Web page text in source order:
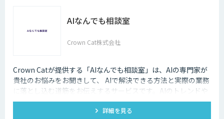
AIなんでも相談室
Crown Cat株式会社
Crown Catが提供する「AIなんでも相談室」は、AIの専門家が
貴社のお悩みをお聞きして、 AIで解決できる方法と実際の業務
に落とし込む道筋をお伝えするサービスです。AIのトレンドや
最新の事例はもちろん、自社にあった活用を安価にクイックに
詳細を見る